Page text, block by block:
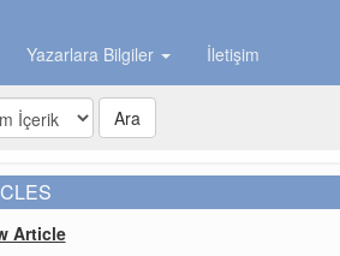
Yazarlara Bilgiler İletişim
Ara
Article